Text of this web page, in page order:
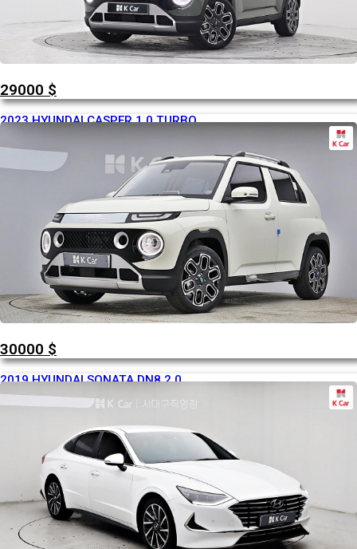
29000 $
2023 HYUNDAI CASPER 1.0 TURBO
30000 $
2019 HYUNDAI SONATA DN8 2.0